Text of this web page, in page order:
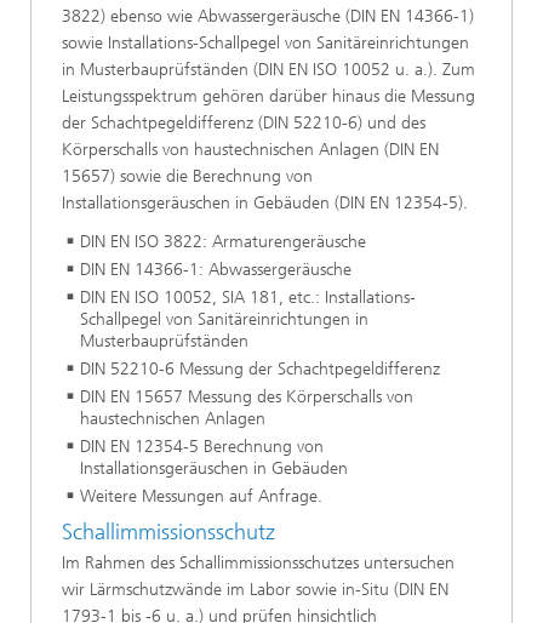
3822) ebenso wie Abwassergeräusche (DIN EN 14366-1)
sowie Installations-Schallpegel von Sanitäreinrichtungen
in Musterbauprüfständen (DIN EN ISO 10052 u. a.). Zum
Leistungsspektrum gehören darüber hinaus die Messung
der Schachtpegeldifferenz (DIN 52210-6) und des
Körperschalls von haustechnischen Anlagen (DIN EN
15657) sowie die Berechnung von
Installationsgeräuschen in Gebäuden (DIN EN 12354-5).
DIN EN ISO 3822: Armaturengeräusche
DIN EN 14366-1: Abwassergeräusche
DIN EN ISO 10052, SIA 181, etc.: Installations-
Schallpegel von Sanitäreinrichtungen in
Musterbauprüfständen
DIN 52210-6 Messung der Schachtpegeldifferenz
DIN EN 15657 Messung des Körperschalls von
haustechnischen Anlagen
DIN EN 12354-5 Berechnung von
Installationsgeräuschen in Gebäuden
Weitere Messungen auf Anfrage.
Schallimmissionsschutz
Im Rahmen des Schallimmissionsschutzes untersuchen
wir Lärmschutzwände im Labor sowie in-Situ (DIN EN
1793-1 bis -6 u. a.) und prüfen hinsichtlich